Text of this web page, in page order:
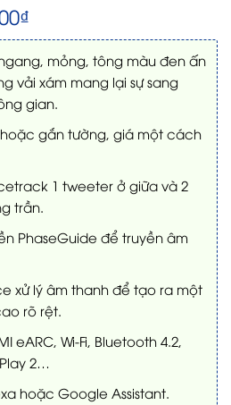
₫
tại
là:
23.680.000₫.
mỏng, tông màu đen ấn
vải xám mang lại sự sang
gian.
gắn tường, giá một cách
1 tweeter ở giữa và 2
trần.
PhaseGuide để truyền âm
xử lý âm thanh để tạo ra một
rõ rệt.
eARC, Wi-Fi, Bluetooth 4.2,
2…
hoặc Google Assistant.